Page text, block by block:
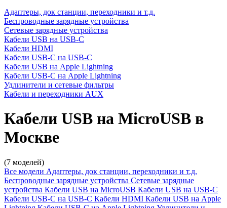
Адаптеры, док станции, переходники и т.д.
Беспроводные зарядные устройства
Сетевые зарядные устройства
Кабели USB на USB-C
Кабели HDMI
Кабели USB-C на USB-C
Кабели USB на Apple Lightning
Кабели USB-C на Apple Lightning
Удлинители и сетевые фильтры
Кабели и переходники AUX
Кабели USB на MicroUSB в
Москве
(7 моделей)
Все модели Адаптеры, док станции, переходники и т.д.
Беспроводные зарядные устройства Сетевые зарядные
устройства Кабели USB на MicroUSB Кабели USB на USB-C
Кабели USB-C на USB-C Кабели HDMI Кабели USB на Apple